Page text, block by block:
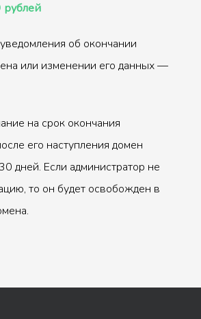
рублей
об окончании
или изменении его данных —
на срок окончания
его наступления домен
дней. Если администратор не
то он будет освобожден в